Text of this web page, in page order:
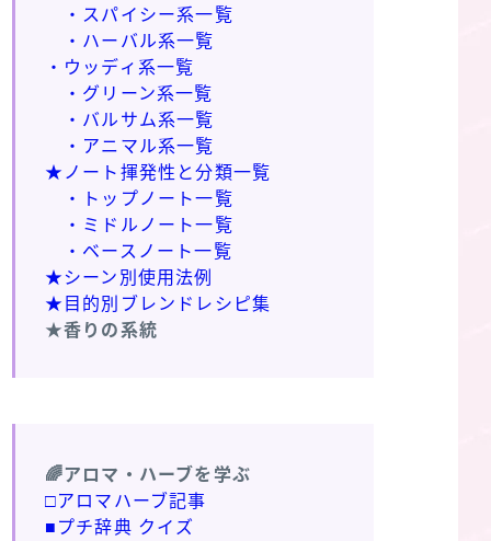
・スパイシー系一覧
・ハーバル系一覧
・ウッディ系一覧
・グリーン系一覧
・バルサム系一覧
・アニマル系一覧
★ノート揮発性と分類一覧
・トップノート一覧
・ミドルノート一覧
・ベースノート一覧
★シーン別使用法例
★目的別ブレンドレシピ集
★香りの系統
🌈アロマ・ハーブを学ぶ
□アロマハーブ記事
■プチ辞典 クイズ